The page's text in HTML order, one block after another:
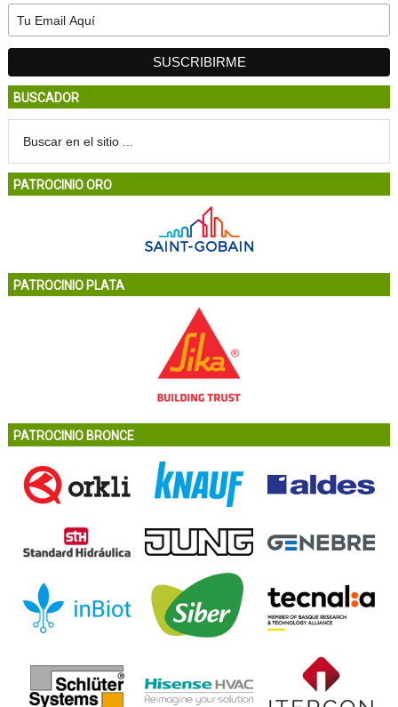
BUSCADOR
PATROCINIO ORO
PATROCINIO PLATA
PATROCINIO BRONCE